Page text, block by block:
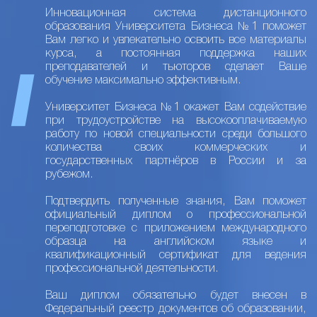
Инновационная система дистанционного
образования Университета Бизнеса №1 поможет
Вам легко и увлекательно освоить все материалы
курса, а постоянная поддержка наших
преподавателей и тьюторов сделает Ваше
обучение максимально эффективным.
Университет Бизнеса №1 окажет Вам содействие
при трудоустройстве на высокооплачиваемую
работу по новой специальности среди большого
количества своих коммерческих и
государственных партнёров в России и за
рубежом.
Подтвердить полученные знания, Вам поможет
официальный диплом о профессиональной
переподготовке с приложением международного
образца на английском языке и
квалификационный сертификат для ведения
профессиональной деятельности.
Ваш диплом обязательно будет внесен в
Федеральный реестр документов об образовании,